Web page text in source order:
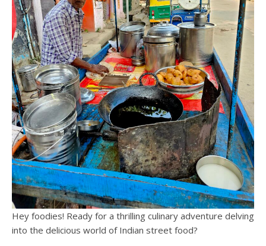
Hey foodies! Ready for a thrilling culinary adventure delving
into the delicious world of Indian street food?